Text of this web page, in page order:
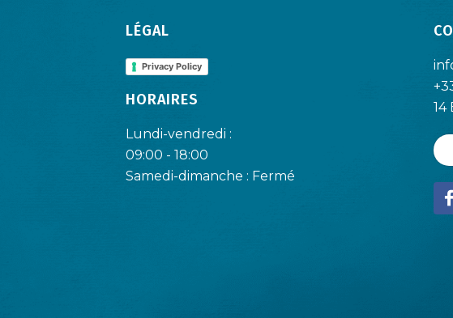
LÉGAL
Privacy Policy
HORAIRES
Lundi-vendredi :
09:00 - 18:00
Samedi-dimanche : Fermé
14